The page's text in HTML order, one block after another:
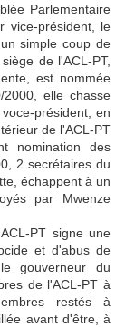
Parlementaire
vice-président, le
simple coup de
de l'ACL-PT,
est nommée
2000, elle chasse
président, en
de l'ACL-PT
nomination des
2 secrétaires du
échappent à un
par Mwenze
PT signe une
et d'abus de
gouverneur du
de l'ACL-PT à
restés à
avant d'être, à